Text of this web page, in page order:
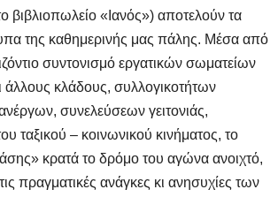
βιβλιοπωλείο «Ιανός») αποτελούν τα
της καθημερινής μας πάλης. Μέσα από
συντονισμό εργατικών σωματείων
άλλους κλάδους, συλλογικοτήτων
συνελεύσεων γειτονιάς,
ταξικού – κοινωνικού κινήματος, το
κρατά το δρόμο του αγώνα ανοιχτό,
πραγματικές ανάγκες κι ανησυχίες των